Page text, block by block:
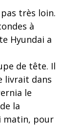
très loin.
à
Hyundai a
de tête. Il
livrait dans
le
la
matin, pour